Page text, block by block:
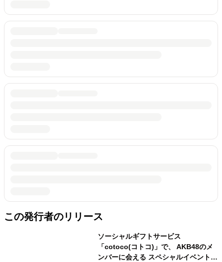
この発行者のリリース
ソーシャルギフトサービス
「cotoco(コトコ)」で、 AKB48のメ
ンバーに会える スペシャルイベントご